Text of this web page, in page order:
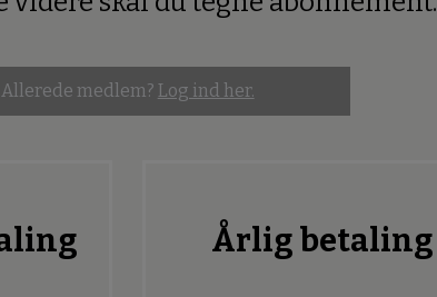
Allerede medlem? Log ind her.
Årlig betaling